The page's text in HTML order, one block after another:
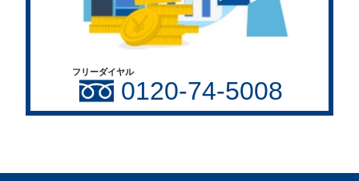
フリーダイヤル
0120-74-5008